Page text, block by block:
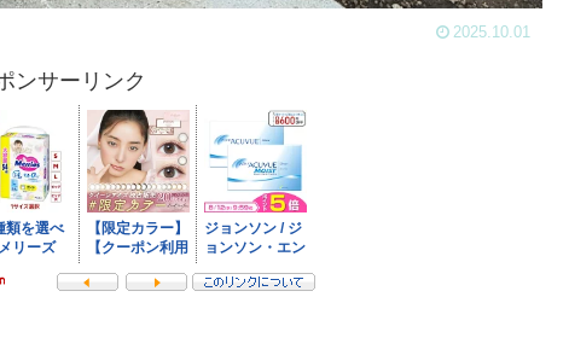
2025.10.01
ンサーリンク